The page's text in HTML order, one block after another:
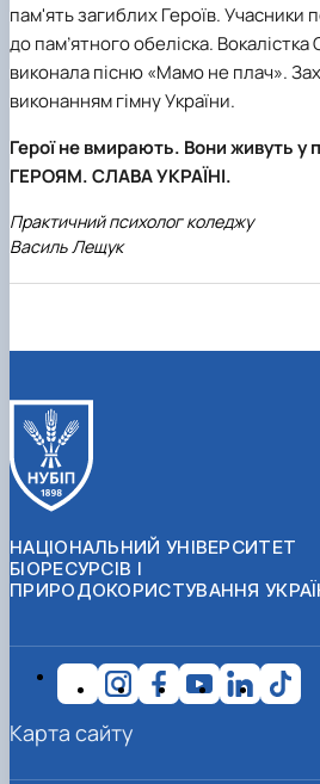
пам'ять загиблих Героїв. Учасники
до пам’ятного обеліска. Вокалістка
виконала пісню «Мамо не плач».
виконанням гімну України.
Герої не вмирають. Вони живуть у
ГЕРОЯМ. СЛАВА УКРАЇНІ.
Практичний психолог коледжу
Василь Лещук
НАЦІОНАЛЬНИЙ УНІВЕРСИТЕТ
БІОРЕСУРСІВ І
ПРИРОДОКОРИСТУВАННЯ
Карта сайту